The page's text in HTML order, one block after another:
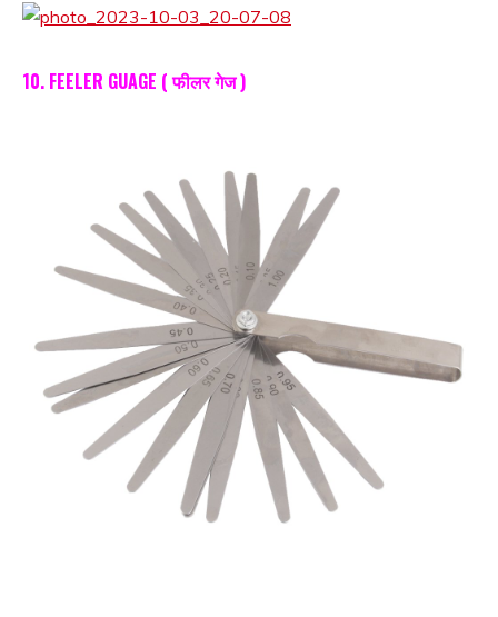
10. FEELER GUAGE ( फीलर गेज )